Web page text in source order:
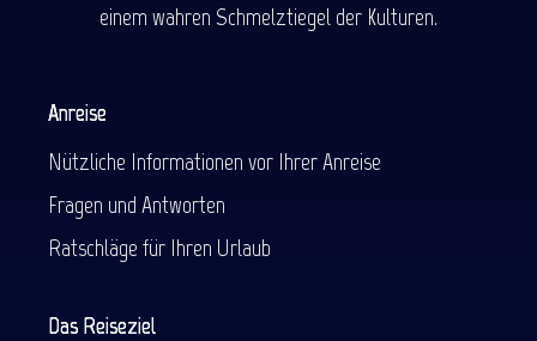
einem wahren Schmelztiegel der Kulturen.
Anreise
Nützliche Informationen vor Ihrer Anreise
Fragen und Antworten
Ratschläge für Ihren Urlaub
Das Reiseziel